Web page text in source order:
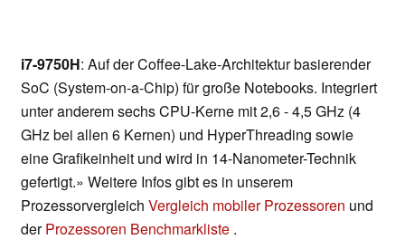
i7-9750H: Auf der Coffee-Lake-Architektur basierender
SoC (System-on-a-Chip) für große Notebooks. Integriert
unter anderem sechs CPU-Kerne mit 2,6 - 4,5 GHz (4
GHz bei allen 6 Kernen) und HyperThreading sowie
eine Grafikeinheit und wird in 14-Nanometer-Technik
gefertigt.» Weitere Infos gibt es in unserem
Prozessorvergleich Vergleich mobiler Prozessoren und
derProzessoren Benchmarkliste .